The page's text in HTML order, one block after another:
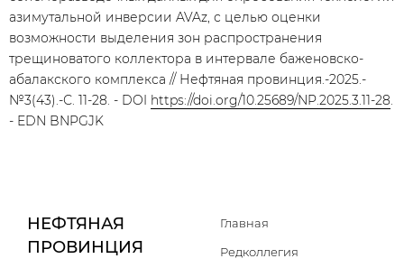
азимутальной инверсии AVAz, с целью оценки
возможности выделения зон распространения
трещиноватого коллектора в интервале баженовско-
абалакского комплекса // Нефтяная провинция.-2025.-
№3(43).-С. 11-28. - DOI https://doi.org/10.25689/NP.2025.3.11-28.
- EDN BNPGJK
НЕФТЯНАЯ
ПРОВИНЦИЯ
Главная
Редколлегия